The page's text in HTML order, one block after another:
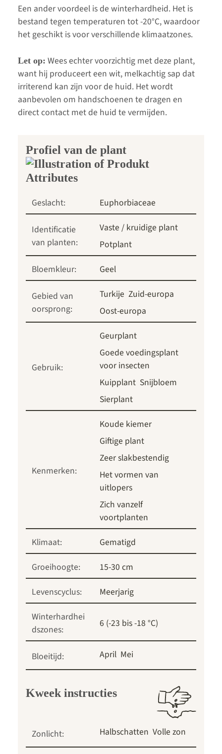
Een ander voordeel is de winterhardheid. Het is
bestand tegen temperaturen tot -20°C, waardoor
het geschikt is voor verschillende klimaatzones.
Let op: Wees echter voorzichtig met deze plant,
want hij produceert een wit, melkachtig sap dat
irriterend kan zijn voor de huid. Het wordt
aanbevolen om handschoenen te dragen en
direct contact met de huid te vermijden.
Profiel van de plant
Geslacht: Euphorbiaceae
Identificatie
van planten:
Vaste / kruidige plant
Potplant
Bloemkleur:
Geel
Gebied van
oorsprong:
Turkije Zuid-europa
Oost-europa
Gebruik:
Geurplant
Goede voedingsplant
voor insecten
Kuipplant Snijbloem
Sierplant
Kenmerken:
Koude kiemer
Giftige plant
Zeer slakbestendig
Het vormen van
uitlopers
Zich vanzelf
voortplanten
Klimaat:
Gematigd
Groeihoogte:
15-30 cm
Levenscyclus:
Meerjarig
Winterhardhei
dszones:
6 (-23 bis -18 °C)
Bloeitijd: April Mei
Kweek instructies
Zonlicht: Halbschatten Volle zon